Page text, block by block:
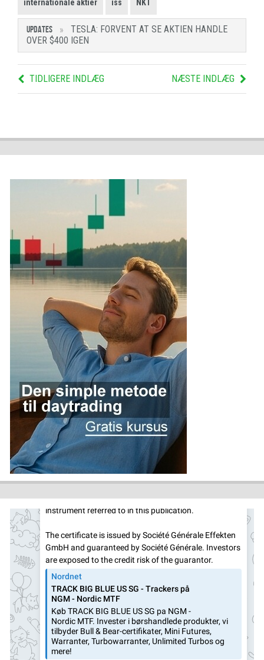
internationale aktier iss NKT
UPDATES
TESLA: FORVENT AT SE AKTIEN HANDLE
OVER $400 IGEN
TIDLIGERE INDLÆG NÆSTE INDLÆG